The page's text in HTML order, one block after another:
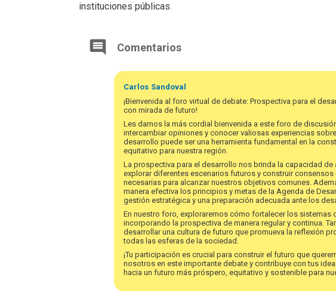
instituciones públicas.
Comentarios
Carlos Sandoval
¡Bienvenida al foro virtual de debate: Prospectiva para el
con mirada de futuro!
Les damos la más cordial bienvenida a este foro de
intercambiar opiniones y conocer valiosas experiencias
desarrollo puede ser una herramienta fundamental en la
equitativo para nuestra región.
La prospectiva para el desarrollo nos brinda la capacidad
explorar diferentes escenarios futuros y construir
necesarias para alcanzar nuestros objetivos comunes.
manera efectiva los principios y metas de la Agenda de
gestión estratégica y una preparación adecuada ante los
En nuestro foro, exploraremos cómo fortalecer los sistemas
incorporando la prospectiva de manera regular y continua.
desarrollar una cultura de futuro que promueva la reflexión
todas las esferas de la sociedad.
¡Tu participación es crucial para construir el futuro que
nosotros en este importante debate y contribuye con tus
hacia un futuro más próspero, equitativo y sostenible para